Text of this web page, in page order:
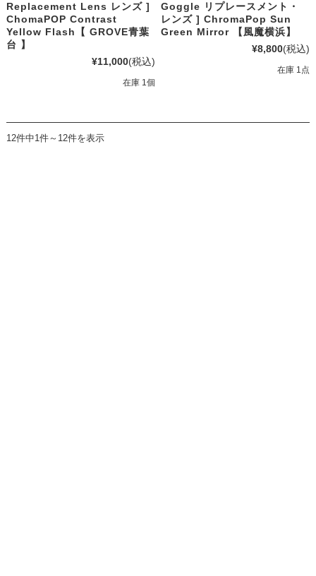
Replacement Lens レンズ ]
ChomaPOP Contrast
Yellow Flash【 GROVE青葉
台 】
¥11,000(税込)
在庫 1個
Goggle リプレースメント・
レンズ ] ChromaPop Sun
Green Mirror 【風魔横浜】
¥8,800(税込)
在庫 1点
12件中1件～12件を表示